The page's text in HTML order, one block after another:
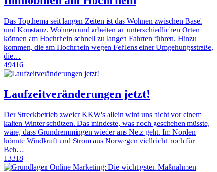
Das Topthema seit langen Zeiten ist das Wohnen zwischen Basel
und Konstanz. Wohnen und arbeiten an unterschiedlichen Orten
können am Hochrhein schnell zu langen Fahrten führen. Hinzu
kommen, die am Hochrhein wegen Fehlens einer Umgehungsstraße,
die…
49416
Laufzeitveränderungen jetzt!
Der Streckbetrieb zweier KKW's allein wird uns nicht vor einem
kalten Winter schützen. Das mindeste, was noch geschehen müsste,
wäre, dass Grundremmingen wieder ans Netz geht. Im Norden
könnte Windkraft und Strom aus Norwegen vielleicht noch für
Beh…
13318